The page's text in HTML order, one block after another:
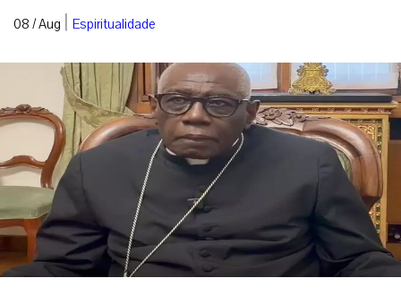
08 / Aug | Espiritualidade